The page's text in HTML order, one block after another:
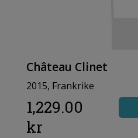
Château Clinet
2015, Frankrike
1,229.00
kr